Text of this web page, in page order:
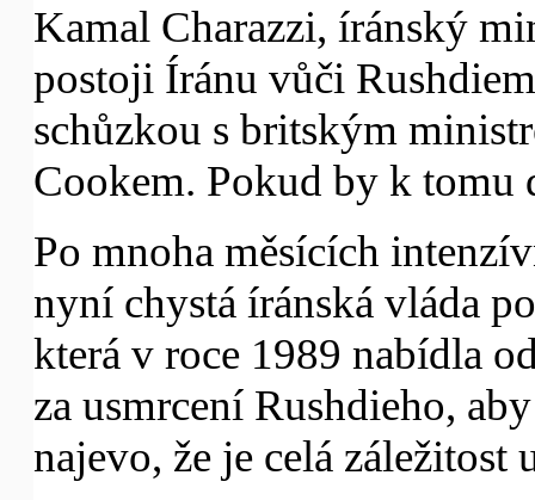
Kamal Charazzi, íránský
postoji Íránu vůči
schůzkou s britským
Cookem. Pokud by k
Po mnoha měsících
nyní chystá íránská vláda
která v roce 1989 nabídla
za usmrcení Rushdieho,
najevo, že je celá záležitost